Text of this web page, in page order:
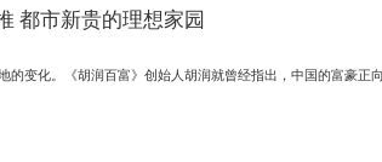
都市新贵的理想家园
变化。《胡润百富》创始人胡润就曾经指出，中国的富豪正